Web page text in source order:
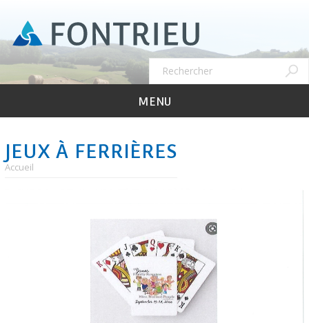
contenu
principal
Rechercher
MENU
JEUX À FERRIÈRES
Accueil